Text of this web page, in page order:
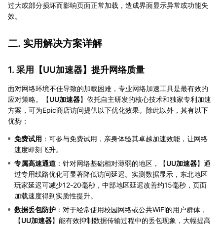
过大或部分损坏而影响页面正常加载，造成界面显示异常或功能失
效。
二. 实用解决方案详解
1. 采用【UU加速器】提升网络质量
面对网络环境不佳导致的加载困难，专业网络加速工具是最有效的
应对策略。【UU加速器】依托自主研发的核心技术和独家专利加速
方案，可为Epic商店访问提供以下优化效果。除此以外，其有以下
优势：
免费试用 ：可参与免费试用，亲身体验其卓越加速效能，让网络
速度即刻飞升。
专属高速通道 ：针对网络基础相对薄弱的地区，【UU加速器】通
过专用线路优化可显著降低访问延迟。实测数据显示，东北地区
玩家延迟可减少12-20毫秒，中部地区延迟改善约15毫秒，页面
加载速度得到实质性提升。
数据丢包防护 ：对于经常使用校园网络或公共WiFi的用户群体，
【UU加速器】能有效抑制数据传输过程中的丢包现象，大幅提高